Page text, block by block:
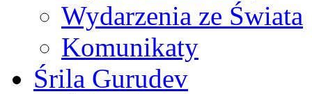
Wydarzenia ze Świata
Komunikaty
Śrila Gurudev